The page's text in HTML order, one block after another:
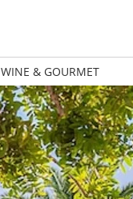
WINE & GOURMET